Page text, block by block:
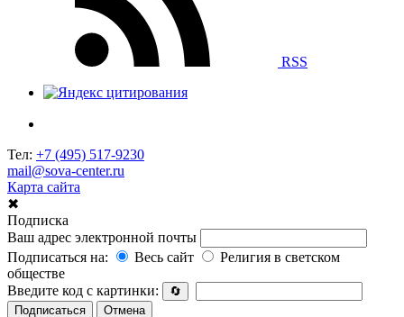
RSS
Тел: +7 (495) 517-9230
mail@sova-center.ru
Карта сайта
✖
Подписка
Ваш адрес электронной почты
Подписаться на:
Весь сайт
Религия в светском
обществе
Введите код с картинки:
🔄
Подписаться
Отмена